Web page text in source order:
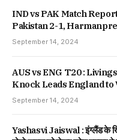
IND vs PAK Match
Pakistan 2-1,
Secures Fifth
September 14, 2024
AUS vs ENG T20 :
Knock Leads England
T20, Series Tied
September 14, 2024
Yashasvi Jaiswal : इंग्लैंड के